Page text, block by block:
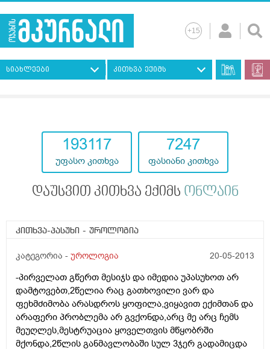
სიახლეები კითხვა ექიმს
193117
უფასო კითხვა
7247
ფასიანი კითხვა
დაუსვით კითხვა ექიმს ონლაინ
კითხვა-პასუხი - უროლოგია
კატეგორია - უროლოგია 20-05-2013
-პირველათ გწერთ მესიჯს და იმედია უპასუხოთ არ
დამტოვებთ,2წელია რაც გათხოვილი ვარ და
ფეხმძიმობა არასდროს ყოფილა,ვიყავით ექიმთან და
არაფერი პრობლემა არ გვქონდა,არც მე არც ჩემს
მეუღლეს,მესტრუაცია ყოველთვის მწყობრში
მქონდა,2წლის განმავლობაში სულ 3ჯერ გადამიცდა